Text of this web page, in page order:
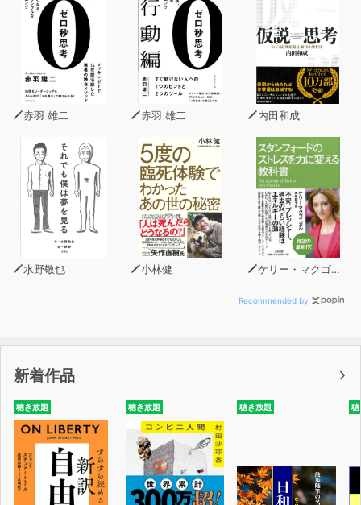
(C)Mumon YAMADA
赤羽 雄二 赤羽 雄二 内田和成
水野敬也 小林健 ケリー・マクゴニガル
Recommended by
新着作品
聴き放題 聴き放題 聴き放題 聴